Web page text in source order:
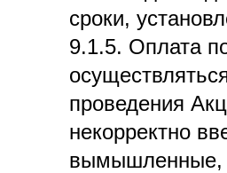
сроки,
9.1.5. Оплата
проведения
некорректно
вымышленные,